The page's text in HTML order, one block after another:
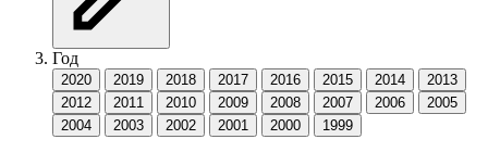
Год
2020 2019 2018 2017 2016 2015 2014
2013
2012
2011 2010 2009 2008 2007 2006
2005
2004
2003 2002 2001 2000 1999